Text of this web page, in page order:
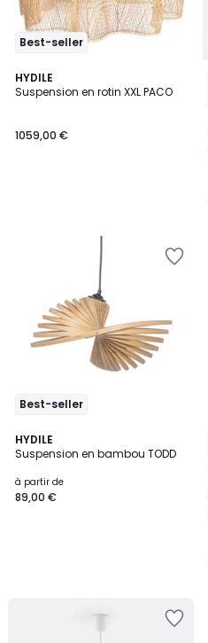
Best-seller
HYDILE
Suspension en rotin XXL PACO
1059,00 €
Best-seller
HYDILE
Suspension en bambou TODD
à partir de
89,00 €